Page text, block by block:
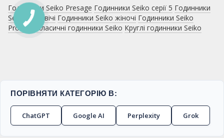
Годинники Seiko Presage Годинники Seiko серії 5 Годинники
Seiko чоловічі Годинники Seiko жіночі Годинники Seiko
Prospex
Класичні годинники Seiko Круглі годинники Seiko
ПОРІВНЯТИ КАТЕГОРІЮ В:
ChatGPT Google AI Perplexity Grok